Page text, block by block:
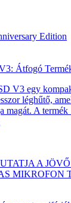
Edition
Átfogó
V3 egy
léghűtő,
magát. A
A
MIKROFON